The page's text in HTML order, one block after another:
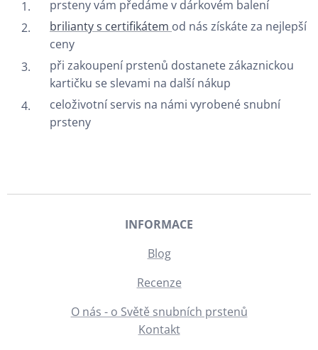
prsteny vám předáme v dárkovém balení
brilianty s certifikátem od nás získáte za nejlepší
ceny
při zakoupení prstenů dostanete zákaznickou
kartičku se slevami na další nákup
celoživotní servis na námi vyrobené snubní
prsteny
INFORMACE
Blog
Recenze
O nás - o Světě snubních prstenů
Kontakt